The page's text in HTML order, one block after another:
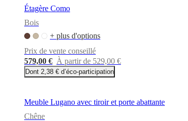
propos
BoConcept
Savoir-
designersPersonnalisationCarrièresStandards
Étagère Como
Bois
+ plus d'options
Prix de vente conseillé
579,00 € À partir de 529,00 €
Dont 2,38 € d’éco-participation
Meuble Lugano avec tiroir et porte abattante
Chêne